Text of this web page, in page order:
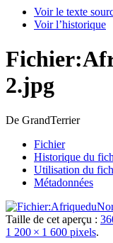
Voir le texte
Voir l’historique
Fichier:
2.jpg
De GrandTerrier
Fichier
Historique du
Utilisation du
Métadonnées
Taille de cet aperçu :
1 200 × 1 600 pixels.